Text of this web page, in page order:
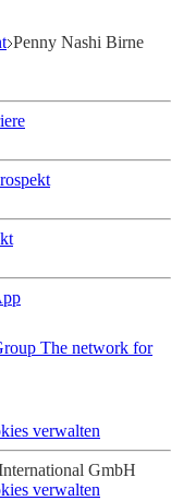
Penny Nashi Birne
The network for
verwalten
GmbH
verwalten